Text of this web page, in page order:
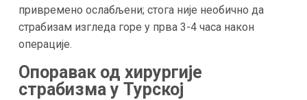
привремено ослабљени; стога није необично да
страбизам изгледа горе у прва 3-4 часа након
операције.
Опоравак од хирургије
страбизма у Турској